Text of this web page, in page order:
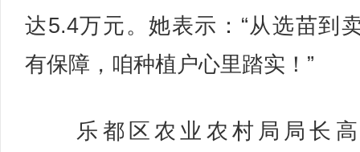
达5.4万元。她表示：“从选苗到
有保障，咱种植户心里踏实！”
乐都区农业农村局局长高